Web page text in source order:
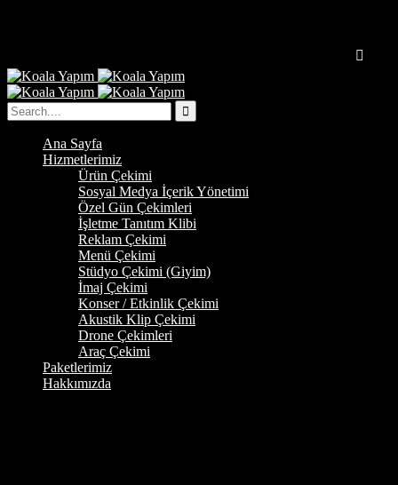
Ana Sayfa
Hizmetlerimiz
Ürün Çekimi
Sosyal Medya İçerik Yönetimi
Özel Gün Çekimleri
İşletme Tanıtım Klibi
Reklam Çekimi
Menü Çekimi
Stüdyo Çekimi (Giyim)
İmaj Çekimi
Konser / Etkinlik Çekimi
Akustik Klip Çekimi
Drone Çekimleri
Araç Çekimi
Paketlerimiz
Hakkımızda